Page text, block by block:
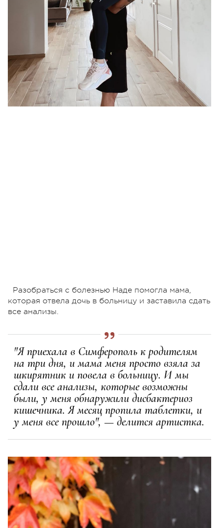
Разобраться с болезнью Наде помогла мама,
которая отвела дочь в больницу и заставила сдать
все анализы.
"Я приехала в Симферополь к родителям
на три дня, и мама меня просто взяла за
шкирятник и повела в больницу. И мы
сдали все анализы, которые возможны
были, у меня обнаружили дисбактериоз
кишечника. Я месяц пропила таблетки, и
у меня все прошло", — делится артистка.